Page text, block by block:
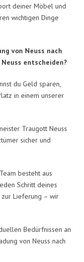
deiner Möbel und
wichtigen Dinge
von Neuss nach
entscheiden?
du Geld sparen,
in einem unserer
Traugott Neuss
sicher und
besteht aus
Schritt deines
zur Lieferung – wir
Bedürfnissen an
von Neuss nach